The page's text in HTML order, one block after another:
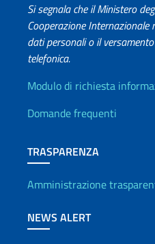
Si segnala che il Ministero
Cooperazione Internazionale
dati personali o il
telefonica.
Info utili
Modulo di richiesta
Domande frequenti
TRASPARENZA
Amministrazione
NEWS ALERT